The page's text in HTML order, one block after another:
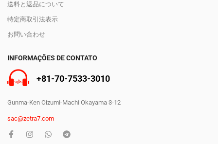
送料と返品について
特定商取引法表示
お問い合わせ
INFORMAÇÕES DE CONTATO
+81-70-7533-3010
Gunma-Ken Oizumi-Machi Okayama 3-12
sac@zetra7.com